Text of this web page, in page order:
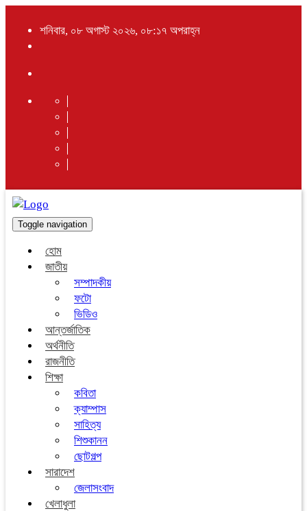
শনিবার, ০৮ অগাস্ট ২০২৬, ০৮:১৭ অপরাহ্ন
Toggle navigation
হোম
জাতীয়
সম্পাদকীয়
ফটো
ভিডিও
আন্তর্জাতিক
অর্থনীতি
রাজনীতি
শিক্ষা
কবিতা
ক্যাম্পাস
সাহিত্য
শিশুকানন
ছোটগল্প
সারাদেশ
জেলাসংবাদ
খেলাধুলা